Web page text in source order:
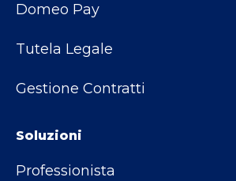
Domeo Pay
Tutela Legale
Gestione Contratti
Soluzioni
Professionista